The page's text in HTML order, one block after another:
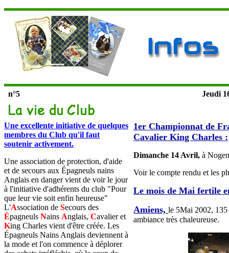
n°5 Jeudi
Une excellente initiative de quelques
membres du Club qu'il faut
soutenir activement.
Une association de protection, d'aide
et de secours aux Épagneuls nains
Anglais en danger vient de voir le jour
à l'initiative d'adhérents du club "Pour
que leur vie soit enfin heureuse"
L'Association de Secours des
Épagneuls Nains Anglais, Cavalier et
King Charles vient d'être créée. Les
Épagneuls Nains Anglais deviennent à
la mode et l'on commence à déplorer
1er Championnat de
Cavalier King Charles :
Dimanche 14 Avril, à
Voir le compte rendu et les
Le mois de Mai fertile
Amiens, le 5Mai 2002,
ambiance très chaleureuse.